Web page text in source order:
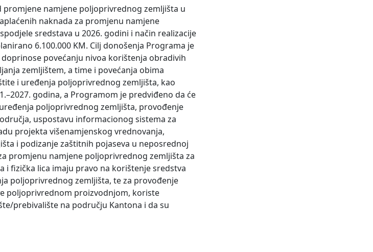
namjene poljoprivrednog zemljišta u
naknada za promjenu namjene
sredstava u 2026. godini i način realizacije
6.100.000 KM. Cilj donošenja Programa je
povećanju nivoa korištenja obradivih
zemljištem, a time i povećanja obima
i uređenja poljoprivrednog zemljišta, kao
godina, a Programom je predviđeno da će
poljoprivrednog zemljišta, provođenje
uspostavu informacionog sistema za
projekta višenamjenskog vrednovanja,
i podizanje zaštitnih pojaseva u neposrednoj
promjenu namjene poljoprivrednog zemljišta za
i fizička lica imaju pravo na korištenje sredstva
poljoprivrednog zemljišta, te za provođenje
poljoprivrednom proizvodnjom, koriste
prebivalište na području Kantona i da su